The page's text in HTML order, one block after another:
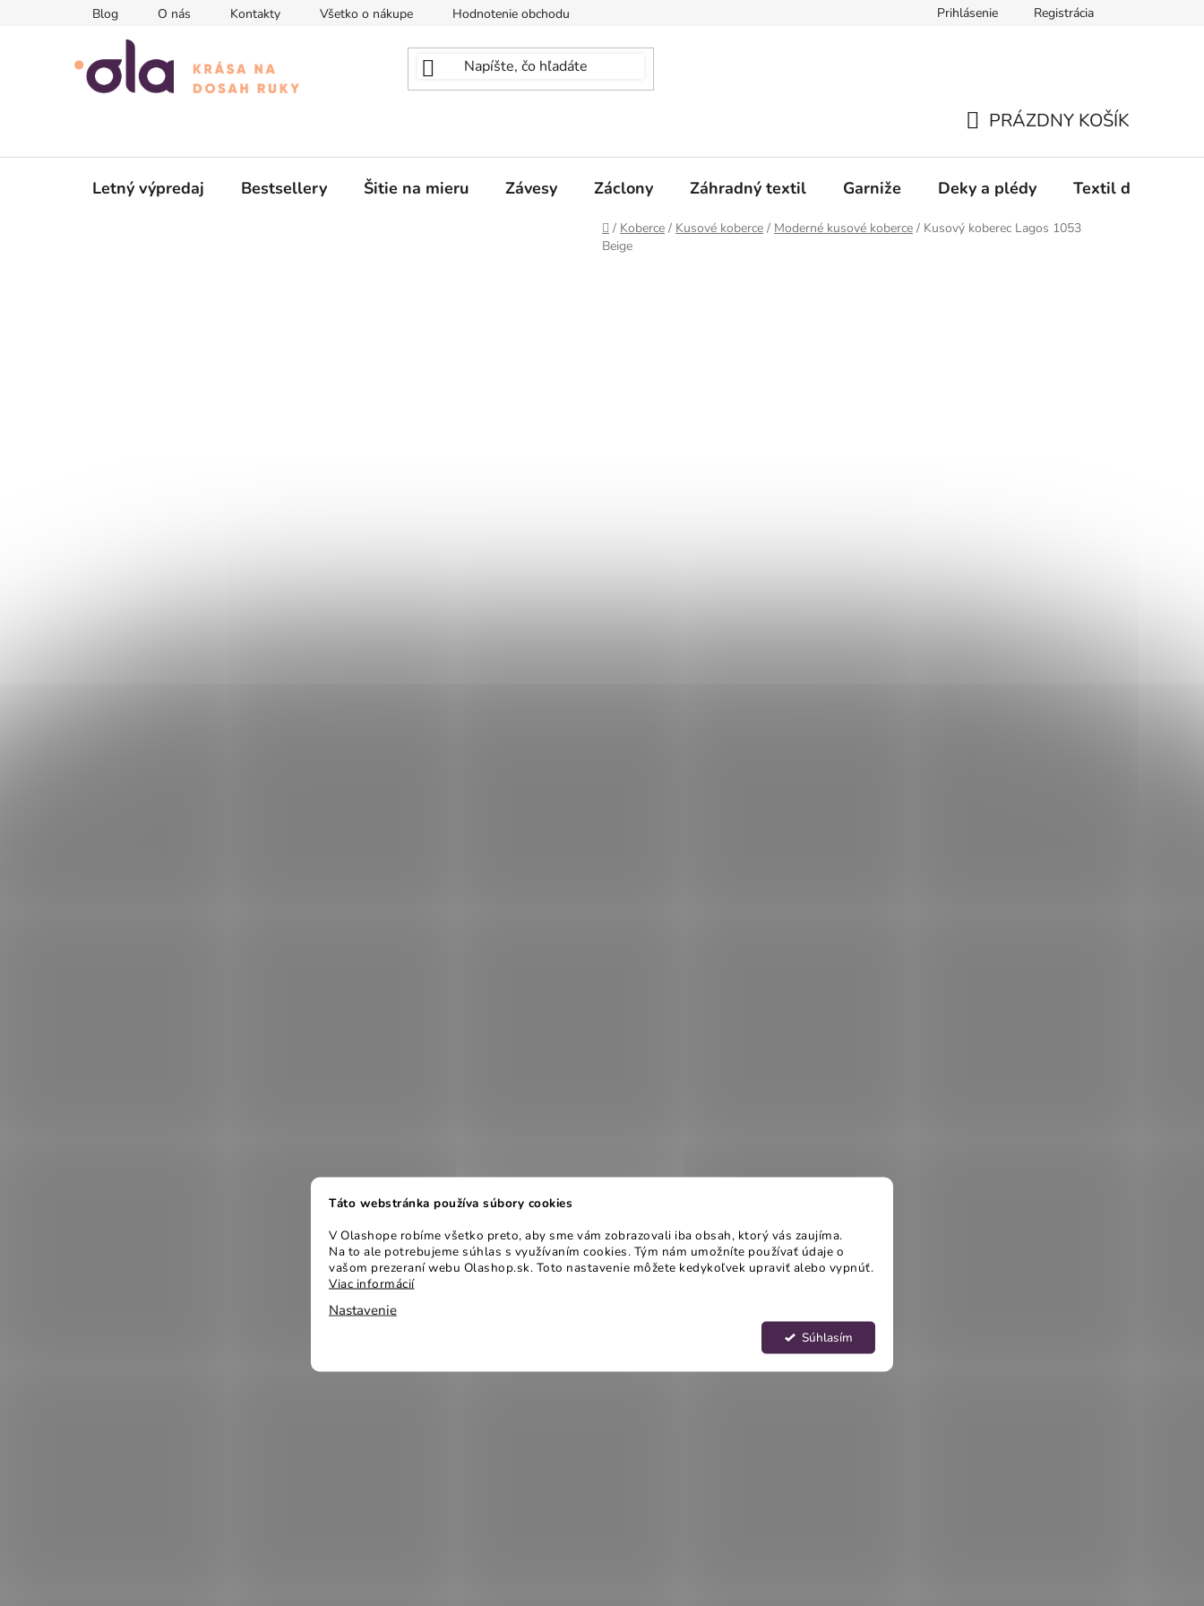
Táto webstránka používa súbory cookies
V Olashope robíme všetko preto, aby sme vám zobrazovali iba obsah, ktorý vás zaujíma.
Na to ale potrebujeme súhlas s využívaním cookies. Tým nám umožníte používať údaje o
vašom prezeraní webu Olashop.sk. Toto nastavenie môžete kedykoľvek upraviť alebo vypnúť.
Viac informácií
Nastavenie
Súhlasím
Blog O nás Kontakty Všetko o nákupe Hodnotenie obchodu Prihlásenie Registrácia
KOŠÍK
PRÁZDNY KOŠÍK
Letný výpredaj Bestsellery Šitie na mieru Závesy Záclony Záhradný textil Garniže Deky a plédy Textil do spálne
Domov
/ Koberce / Kusové koberce / Moderné kusové koberce / Kusový koberec Lagos 1053
Beige